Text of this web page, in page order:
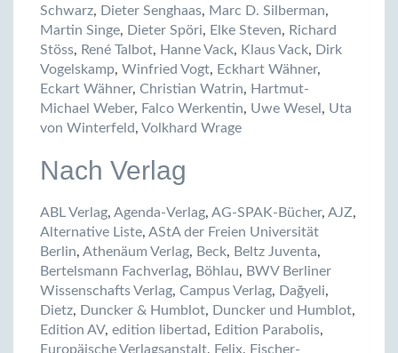
Schwarz, Dieter Senghaas, Marc D. Silberman,
Martin Singe, Dieter Spöri, Elke Steven, Richard
Stöss, René Talbot, Hanne Vack, Klaus Vack, Dirk
Vogelskamp, Winfried Vogt, Eckhart Wähner,
Eckart Wähner, Christian Watrin, Hartmut-
Michael Weber, Falco Werkentin, Uwe Wesel , Uta
von Winterfeld, Volkhard Wrage
Nach Verlag
ABL Verlag, Agenda-Verlag, AG-SPAK-Bücher, AJZ,
Alternative Liste, AStA der Freien Universität
Berlin, Athenäum Verlag, Beck, Beltz Juventa,
Bertelsmann Fachverlag, Böhlau, BWV Berliner
Wissenschafts Verlag, Campus Verlag, Dağyeli,
Dietz, Duncker & Humblot, Duncker und Humblot,
Edition AV, edition libertad, Edition Parabolis,
Europäische Verlagsanstalt, Felix, Fischer-